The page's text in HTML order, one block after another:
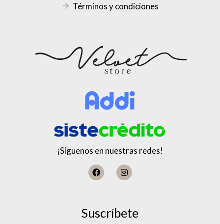
Términos y condiciones
¡Síguenos en nuestras redes!
Suscríbete